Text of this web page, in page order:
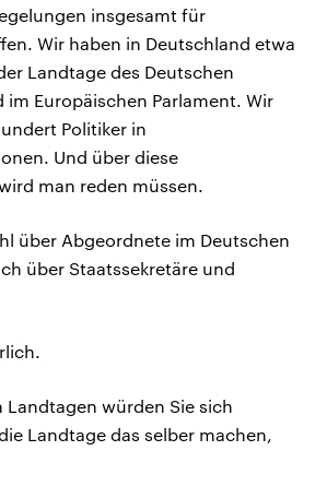
insgesamt für
Wir haben in Deutschland etwa
Landtage des Deutschen
im Europäischen Parlament. Wir
Politiker in
Und über diese
man reden müssen.
über Abgeordnete im Deutschen
über Staatssekretäre und
Landtagen würden Sie sich
Landtage das selber machen,